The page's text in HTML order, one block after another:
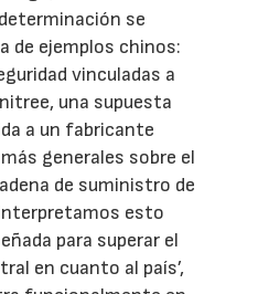
se
de ejemplos chinos:
vinculadas a
una supuesta
a un fabricante
generales sobre el
de suministro de
esto
para superar el
en cuanto al país’,